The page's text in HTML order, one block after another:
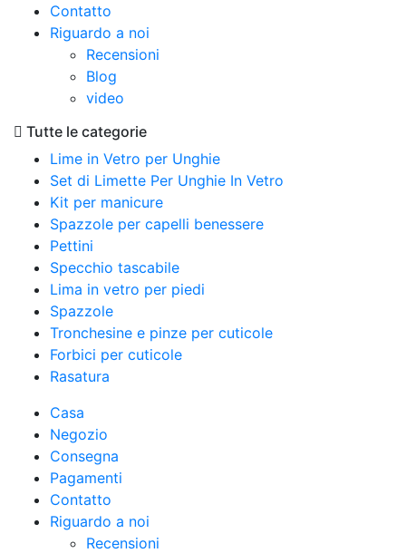
Contatto
Riguardo a noi
Recensioni
Blog
video
Tutte le categorie
Lime in Vetro per Unghie
Set di Limette Per Unghie In Vetro
Kit per manicure
Spazzole per capelli benessere
Pettini
Specchio tascabile
Lima in vetro per piedi
Spazzole
Tronchesine e pinze per cuticole
Forbici per cuticole
Rasatura
Casa
Negozio
Consegna
Pagamenti
Contatto
Riguardo a noi
Recensioni